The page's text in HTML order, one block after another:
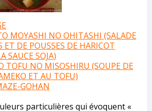
MOYASHI NO OHITASHI (SALADE
ET DE POUSSES DE HARICOT
SAUCE SOJA)
TOFU NO MISOSHIRU (SOUPE DE
ET AU TOFU)
GOHAN
particulières qui évoquent «